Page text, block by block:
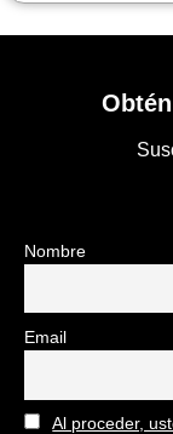
Nombre
Email
Al proceder,